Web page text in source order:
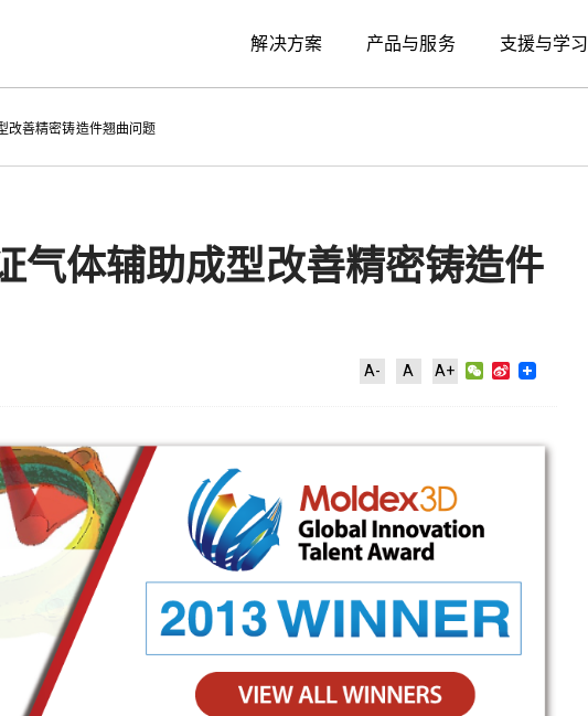
解决方案 产品与服务 支援与学习
改善精密铸造件翘曲问题
气体辅助成型改善精密铸造件
A- A A+ WeChat
Sina